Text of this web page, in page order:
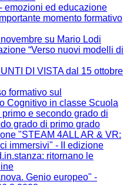
emozioni ed educazione
momento formativo
su Mario Lodi
“Verso nuovi modelli di
DI VISTA dal 15 ottobre
formativo sul
Cognitivo in classe Scuola
e secondo grado di
grado di primo grado
"STEAM 4ALL AR & VR:
immersivi" - II edizione
ritornano le
Genio europeo" -